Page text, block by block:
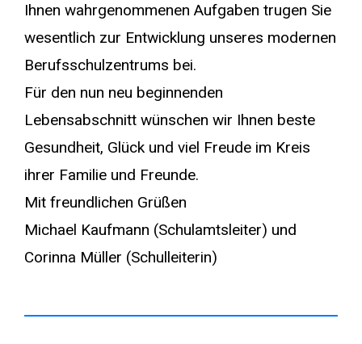
Ihnen wahrgenommenen Aufgaben trugen Sie
wesentlich zur Entwicklung unseres modernen
Berufsschulzentrums bei.
Für den nun neu beginnenden
Lebensabschnitt wünschen wir Ihnen beste
Gesundheit, Glück und viel Freude im Kreis
ihrer Familie und Freunde.
Mit freundlichen Grüßen
Michael Kaufmann (Schulamtsleiter) und
Corinna Müller (Schulleiterin)